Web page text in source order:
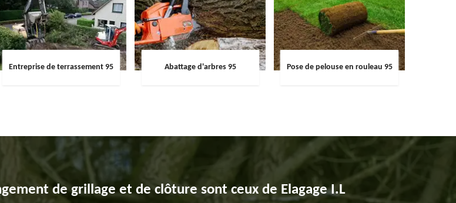
Entreprise de terrassement 95 Abattage d'arbres 95 Pose de pelouse en rouleau 95
de grillage et de clôture sont ceux de Elagage I.L